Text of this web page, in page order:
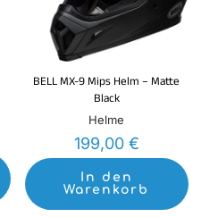
BELL MX-9 Mips Helm – Matte
Black
Helme
199,00 €
In den
Warenkorb